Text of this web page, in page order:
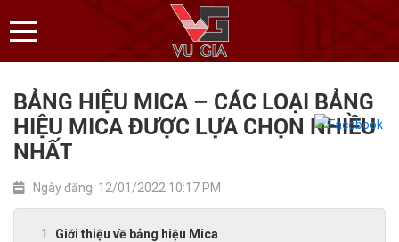
BẢNG HIỆU MICA – CÁC LOẠI BẢNG
HIỆU MICA ĐƯỢC LỰA CHỌN NHIỀU
NHẤT
Ngày đăng: 12/01/2022 10:17 PM
Giới thiệu về bảng hiệu Mica